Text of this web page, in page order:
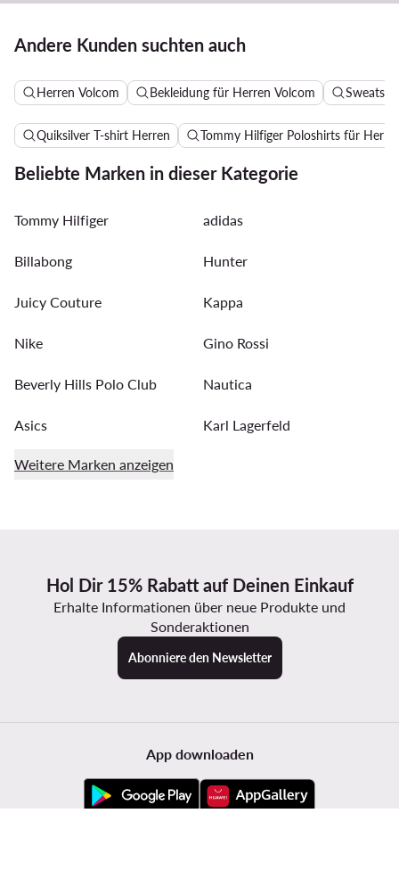
Andere Kunden suchten auch
Herren Volcom Bekleidung für Herren Volcom
Quiksilver T-shirt Herren Tommy Hilfiger Poloshirts für
Beliebte Marken in dieser Kategorie
Tommy Hilfiger adidas
Billabong Hunter
Juicy Couture Kappa
Nike Gino Rossi
Beverly Hills Polo Club Nautica
Asics Karl Lagerfeld
Weitere Marken anzeigen
Hol Dir 15% Rabatt auf Deinen Einkauf
Erhalte Informationen über neue Produkte und
Sonderaktionen
Abonniere den Newsletter
App downloaden